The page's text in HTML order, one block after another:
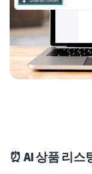
⏰ AI 상품 리